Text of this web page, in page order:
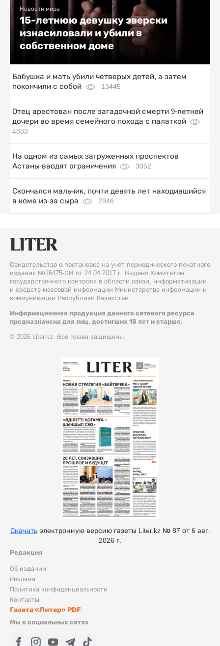
Новости мира
15-летнюю девушку зверски
изнасиловали и убили в
собственном доме
Бабушка и мать убили четверых детей, а затем
покончили с собой
13445
Отец арестован после загадочной смерти 9-летней
дочери во время семейного похода с палаткой
4833
На одном из самых загруженных проспектов
Астаны вводят ограничения
3052
Скончался мальчик, почти девять лет находившийся
в коме из-за сыра
2946
Свидетельство о постановке на учет периодического печатного
издания №16475-СИ от 24.04.2017 г. Выдано Комитетом
государственного контроля в области связи, информатизации
и средств массовой информации Министерства информации и
коммуникации Республики Казахстан.
Информационная продукция данного сетевого ресурса
предназначена для лиц, достигших 18 лет и старше.
© 2026 Liter.kz. Все права защищены.
Редакция
Об издании
Реклама
Политика конфиденциальности
Контакты
Газета «Литер» PDF
Мы в социальных сетях
Скачатьэлектронную версию газеты Liter.kz № 87 от 6 авг.
2026 г.